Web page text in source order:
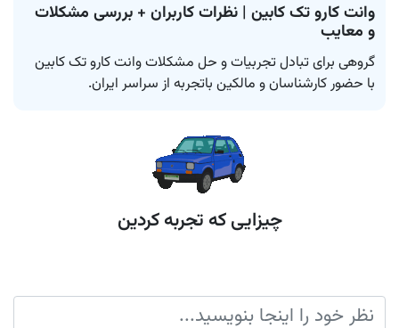
وانت کارو تک کابین | نظرات کاربران + بررسی مشکلات
و معایب
با حضور کارشناسان و مالکین باتجربه از سراسر ایران.
چیزایی که تجربه کردین